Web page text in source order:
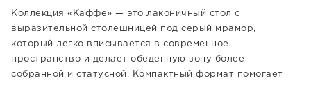
Коллекция «Каффе» — это лаконичный стол с
выразительной столешницей под серый мрамор,
который легко вписывается в современное
пространство и делает обеденную зону более
собранной и статусной. Компактный формат помогает